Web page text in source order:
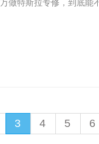
做特斯拉专修，到底能
3 4 5 6